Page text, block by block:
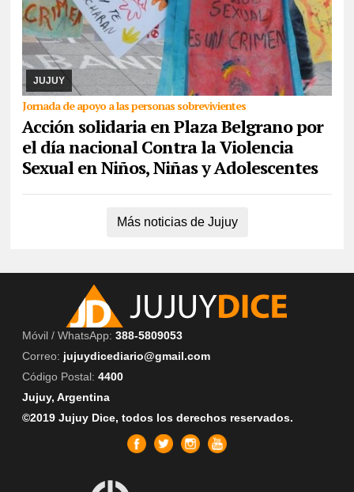
JUJUY
Jornada de apoyo a las personas sobrevivientes
Acción solidaria en Plaza Belgrano por
el día nacional Contra la Violencia
Sexual en Niños, Niñas y Adolescentes
07/08/2026
La actividad se desarrollará este domingo desde las
17. Piden la donación de juguetes, libros que serán entregados a
un comedor comunitario. También ...
Más noticias de Jujuy
Móvil / WhatsApp: 388-5809053
Correo: jujuydicediario@gmail.com
Código Postal: 4400
Jujuy, Argentina
©2019 Jujuy Dice, todos los derechos reservados.